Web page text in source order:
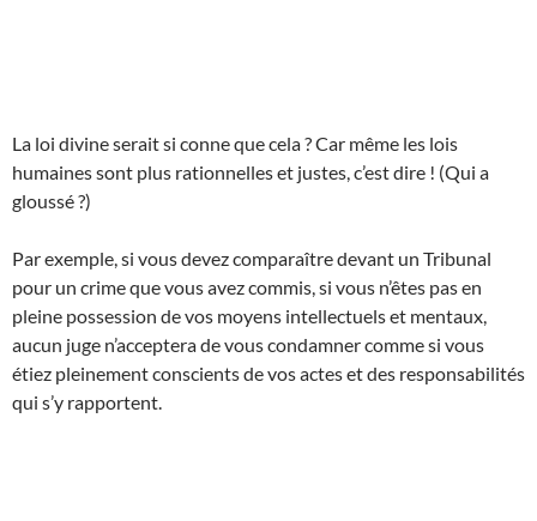
La loi divine serait si conne que cela ? Car même les lois
humaines sont plus rationnelles et justes, c’est dire ! (Qui a
gloussé ?)
Par exemple, si vous devez comparaître devant un Tribunal
pour un crime que vous avez commis, si vous n’êtes pas en
pleine possession de vos moyens intellectuels et mentaux,
aucun juge n’acceptera de vous condamner comme si vous
étiez pleinement conscients de vos actes et des responsabilités
qui s’y rapportent.